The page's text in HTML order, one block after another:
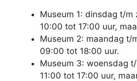
Museum 1: dinsdag t/m
10:00 tot 17:00 uur,
Museum 2: maandag t/
09:00 tot 18:00 uur.
Museum 3: woensdag
11:00 tot 17:00 uur,